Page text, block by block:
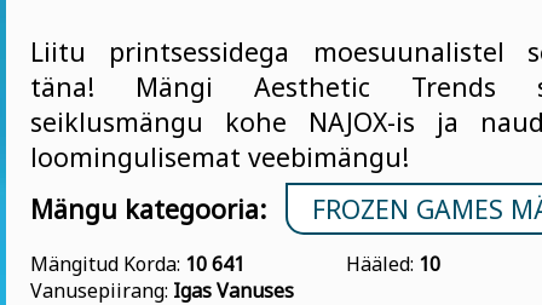
Liitu printsessidega moesuunalistel
täna! Mängi Aesthetic Trends
seiklusmängu kohe NAJOX-is ja
loomingulisemat veebimängu!
Mängu kategooria:
FROZEN GAMES
Mängitud Korda: 10 641 Hääled: 10
Vanusepiirang: Igas Vanuses